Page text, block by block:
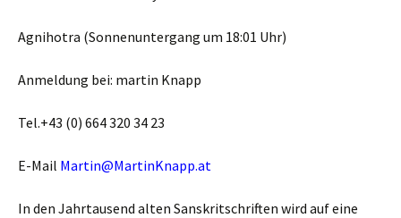
Agnihotra (Sonnenuntergang um 18:01 Uhr)
Anmeldung bei: martin Knapp
Tel.+43 (0) 664 320 34 23
E-Mail Martin@MartinKnapp.at
In den Jahrtausend alten Sanskritschriften wird auf eine